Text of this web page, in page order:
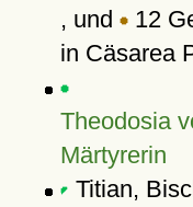
, und 12
in Cäsarea
Theodosia
Märtyrerin
Titian,